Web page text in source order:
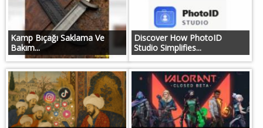
Kamp Bıçağı Saklama Ve
Bakım...
Discover How PhotoID
Studio Simplifies...